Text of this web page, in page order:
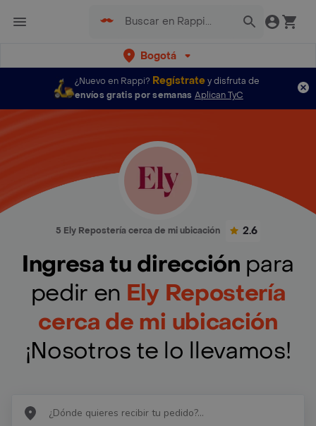
Bogotá
¿Nuevo en Rappi? Regístratey disfruta de
envíos gratis por semanas Aplican TyC
5 Ely Repostería cerca de mi ubicación 2.6
Ingresa tu dirección para
pedir en Ely Repostería
cerca de mi ubicación
¡Nosotros te lo llevamos!